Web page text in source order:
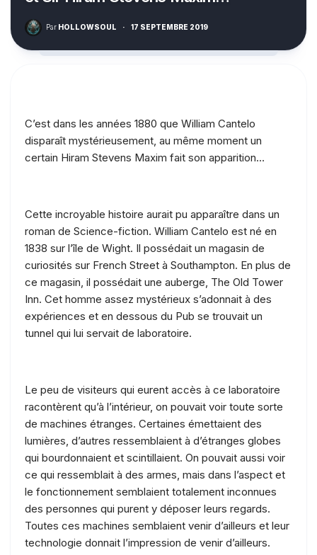
Par HOLLOWSOUL · 17 SEPTEMBRE 2019
C’est dans les années 1880 que William Cantelo
disparaît mystérieusement, au même moment un
certain Hiram Stevens Maxim fait son apparition…
Cette incroyable histoire aurait pu apparaître dans un
roman de Science-fiction. William Cantelo est né en
1838 sur l’île de Wight. Il possédait un magasin de
curiosités sur French Street à Southampton. En plus de
ce magasin, il possédait une auberge, The Old Tower
Inn. Cet homme assez mystérieux s’adonnait à des
expériences et en dessous du Pub se trouvait un
tunnel qui lui servait de laboratoire.
Le peu de visiteurs qui eurent accès à ce laboratoire
racontèrent qu’à l’intérieur, on pouvait voir toute sorte
de machines étranges. Certaines émettaient des
lumières, d’autres ressemblaient à d’étranges globes
qui bourdonnaient et scintillaient. On pouvait aussi voir
ce qui ressemblait à des armes, mais dans l’aspect et
le fonctionnement semblaient totalement inconnues
des personnes qui purent y déposer leurs regards.
Toutes ces machines semblaient venir d’ailleurs et leur
technologie donnait l’impression de venir d’ailleurs.